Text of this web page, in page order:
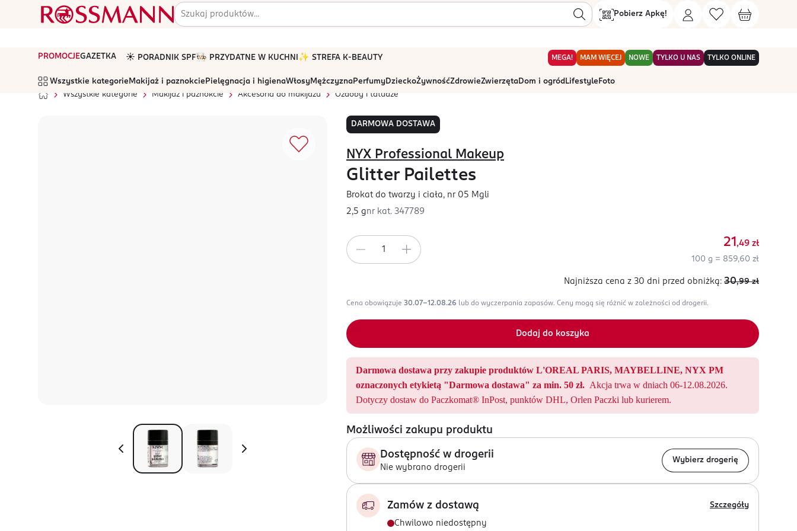
Pobierz Apkę!
PROMOCJEGAZETKA ☀️ PORADNIK SPF🧑🏻‍🍳 PRZYDATNE W KUCHNI ✨ STREFA K-BEAUTY MEGA! MAM WIĘCEJ NOWE TYLKO U NAS TYLKO ONLINE
Wszystkie kategorie Makijaż i paznokcie Pielęgnacja i higienaWłosyMężczyznaPerfumyDzieckoŻywnośćZdrowieZwierzętaDom i ogród Lifestyle Foto
Wszystkie kategorie
Makijaż i paznokcie Akcesoria do makijażu Ozdoby i tatuaże
DARMOWA DOSTAWA
NYX Professional Makeup
Glitter Pailettes
Brokat do twarzy i ciała, nr 05 Mgli
2,5 gnr kat. 347789
21 ,49 zł
100 g = 859,60 zł
Najniższa cena z 30 dni przed obniżką: 30,99 zł
Cena obowiązuje 30.07-12.08.26 lub do wyczerpania zapasów. Ceny mogą się różnić w zależności od drogerii.
Dodaj do koszyka
Darmowa dostawa przy zakupie produktów L'OREAL PARIS, MAYBELLINE, NYX PM
oznaczonych etykietą "Darmowa dostawa" za min. 50 zł. Akcja trwa w dniach 06-12.08.2026.
Dotyczy dostaw do Paczkomat® InPost, punktów DHL, Orlen Paczki lub kurierem.
Możliwości zakupu produktu
Dostępność w drogerii
Nie wybrano drogerii
Wybierz drogerię
Zamów z dostawą Szczegóły
Chwilowo niedostępny